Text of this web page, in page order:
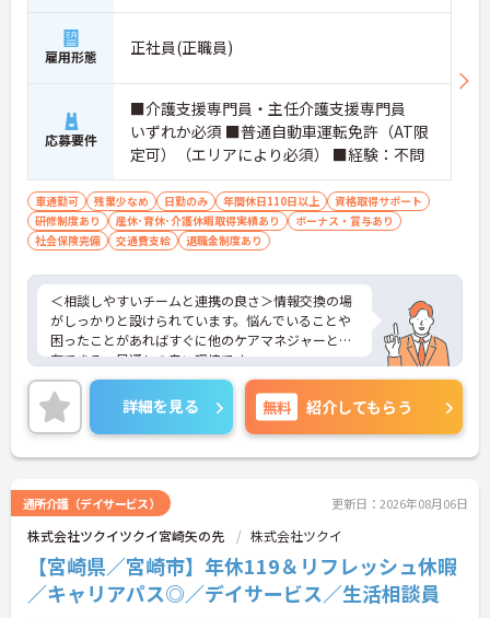
・髪色やネイルなどが自由でご自身の個性を大切に
できる社風
雇用形態 正社員(正職員)
応募要件
■介護支援専門員・主任介護支援専門員
いずれか必須 ■普通自動車運転免許（AT限
定可）（エリアにより必須） ■経験：不問
車通勤可 残業少なめ 日勤のみ 年間休日110日以上
資格取得サポート
研修制度あり
産休･育休･介護休暇取得実績あり
ボーナス・賞与あり
社会保険完備
交通費支給 退職金制度あり
＜相談しやすいチームと連携の良さ＞情報交換の場
がしっかりと設けられています。悩んでいることや
困ったことがあればすぐに他のケアマネジャーと共
有できる、風通しの良い環境です。
＜リフレッシュ休暇でプライベートも充実＞仕事だ
けでなくプライベートの時間も大切にできるよう、
年間最大12日（毎月1日付与）の「リフレッシュ休
暇」という独自の制度があります。有給休暇とは別
に付与されるため、これらを組み合わせて連休を取
また、残業は月平均10時間程度と少なめで、夜勤も
ないため、生活リズムを整えやすく、無理なく長く
働き続けられる環境です。
詳細を見る 無料 紹介してもらう
通所介護（デイサービス） 更新日：2026年08月06日
株式会社ツクイツクイ宮崎矢の先 株式会社ツクイ
【宮崎県／宮崎市】年休119＆リフレッシュ休暇
／キャリアパス◎／デイサービス／生活相談員